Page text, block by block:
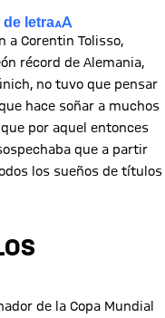
letra
a Corentin Tolisso,
récord de Alemania,
no tuvo que pensar
hace soñar a muchos
por aquel entonces
que a partir
los sueños de títulos
de la Copa Mundial